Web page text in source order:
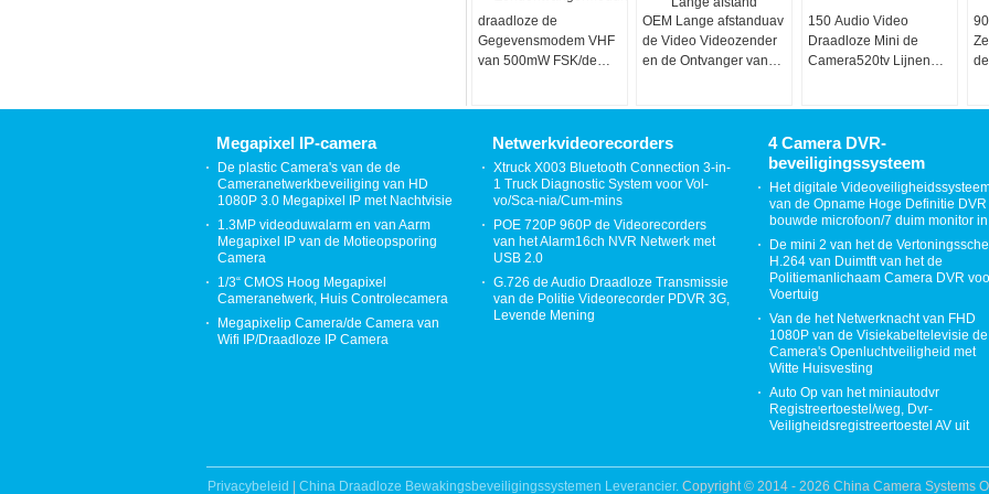
draadloze de
Gegevensmodem VHF
van 500mW FSK/de
OEM Lange afstanduav
de Video Videozender
en de Ontvanger van
150 Audio Video
Draadloze Mini de
Camera520tv Lijnen
Megapixel IP-camera
De plastic Camera's van de de
Cameranetwerkbeveiliging van HD
1080P 3.0 Megapixel IP met Nachtvisie
1.3MP videoduwalarm en van Aarm
Megapixel IP van de Motieopsporing
Camera
1/3“ CMOS Hoog Megapixel
Cameranetwerk, Huis Controlecamera
Megapixelip Camera/de Camera van
Wifi IP/Draadloze IP Camera
Netwerkvideorecorders
Xtruck X003 Bluetooth Connection 3-in-
1 Truck Diagnostic System voor Vol-
vo/Sca-nia/Cum-mins
POE 720P 960P de Videorecorders
van het Alarm16ch NVR Netwerk met
USB 2.0
G.726 de Audio Draadloze Transmissie
van de Politie Videorecorder PDVR 3G,
Levende Mening
4 Camera DVR-
beveiligingssysteem
Het digitale
van de Opname Hoge Definitie DVR
bouwde microfoon/7 duim monitor in
De mini 2 van het de
H.264 van Duimtft van het de
Politiemanlichaam Camera DVR
Voertuig
Van de het Netwerknacht van FHD
1080P van de Visiekabeltelevisie de
Camera's Openluchtveiligheid met
Witte Huisvesting
Auto Op van het miniautodvr
Registreertoestel/weg, Dvr-
Veiligheidsregistreertoestel AV uit
Privacybeleid | China Draadloze Bewakingsbeveiligingssystemen Leverancier. Copyright © 2014 - 2026 China Camera Systems